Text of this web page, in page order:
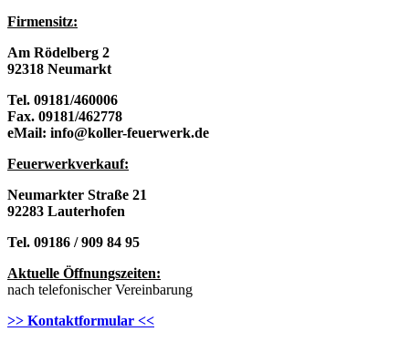
Firmensitz:
Am Rödelberg 2
92318 Neumarkt
Tel. 09181/460006
Fax. 09181/462778
eMail: info@koller-feuerwerk.de
Feuerwerkverkauf:
Neumarkter Straße 21
92283 Lauterhofen
Tel. 09186 / 909 84 95
Aktuelle Öffnungszeiten:
nach telefonischer Vereinbarung
>> Kontaktformular <<